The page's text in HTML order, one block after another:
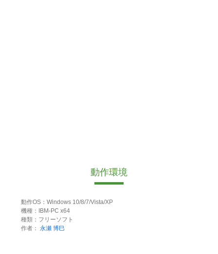
動作環境
動作OS：Windows 10/8/7/Vista/XP
機種：IBM-PC x64
種類：フリーソフト
作者： 永瀬 博巳